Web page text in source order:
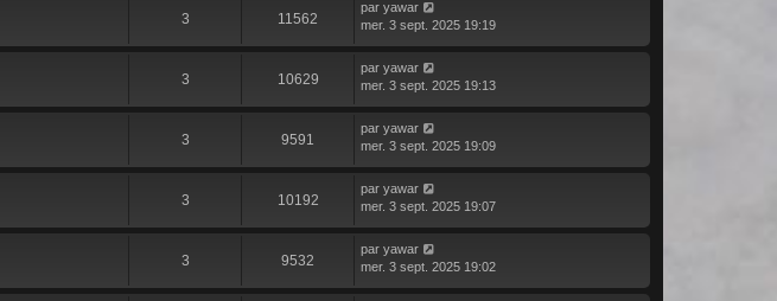
3 11562
par yawar
mer. 3 sept. 2025 19:19
3 10629
par yawar
mer. 3 sept. 2025 19:13
3 9591
par yawar
mer. 3 sept. 2025 19:09
3 10192
par yawar
mer. 3 sept. 2025 19:07
3 9532
par yawar
mer. 3 sept. 2025 19:02